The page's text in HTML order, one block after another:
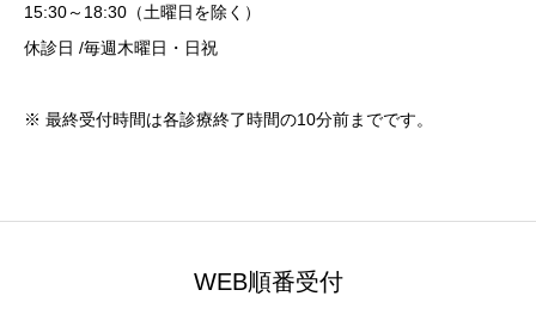
15:30～18:30（土曜日を除く）
休診日 /毎週木曜日・日祝
※ 最終受付時間は各診療終了時間の10分前までです。
WEB順番受付